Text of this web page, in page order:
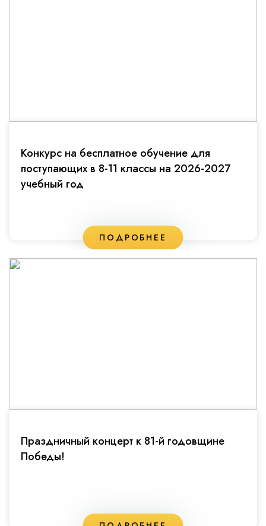
Конкурс на бесплатное обучение для
поступающих в 8-11 классы на 2026-2027
учебный год
ПОДРОБНЕЕ
Праздничный концерт к 81-й годовщине
Победы!